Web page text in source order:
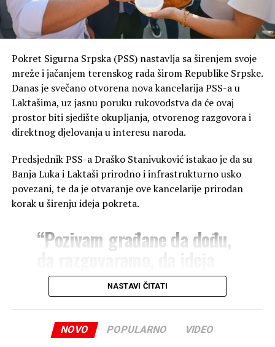
“Do pobjede je ove godine
stigla ekipa Velizar 2, a
posebno nam je drago što
smo i mi bili dio ovog
uspjeha. Dodatnu snagu i
lijepu atmosferu donijeli su
i Igor Radojičić i Nataša
Miljanović Zubac, koji su
svojim prisustvom uveličali
ovaj događaj i pobjedničku
priču. Čestitke svim
članovima ekipe na
mjestu!”, poručuju iz PSS
Zvornik.
Ovogodišnji „Zvornički kotlić“ još jednom je potvrdio da
Pokret Sigurna Srpska (PSS) nastavlja sa širenjem svoje
mreže i jačanjem terenskog rada širom Republike Srpske.
Danas je svečano otvorena nova kancelarija PSS-a u
Laktašima, uz jasnu poruku rukovodstva da će ovaj
prostor biti sjedište okupljanja, otvorenog razgovora i
direktnog djelovanja u interesu naroda.
Predsjednik PSS-a Draško Stanivuković istakao je da su
Banja Luka i Laktaši prirodno i infrastrukturno usko
povezani, te da je otvaranje ove kancelarije prirodan
korak u širenju ideja pokreta.
“Pozivam građane da dođu,
jednog narodnog pokreta
zaživi među narodom i da
svaku našu riječ
pretvorimo u djelo. Tako
NASTAVI ČITATI
NOVO POPULARNO VIDEO